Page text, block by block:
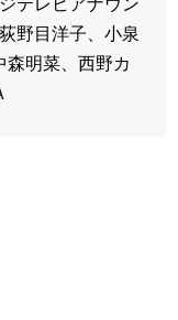
野目洋子、小泉
森明菜、西野カ